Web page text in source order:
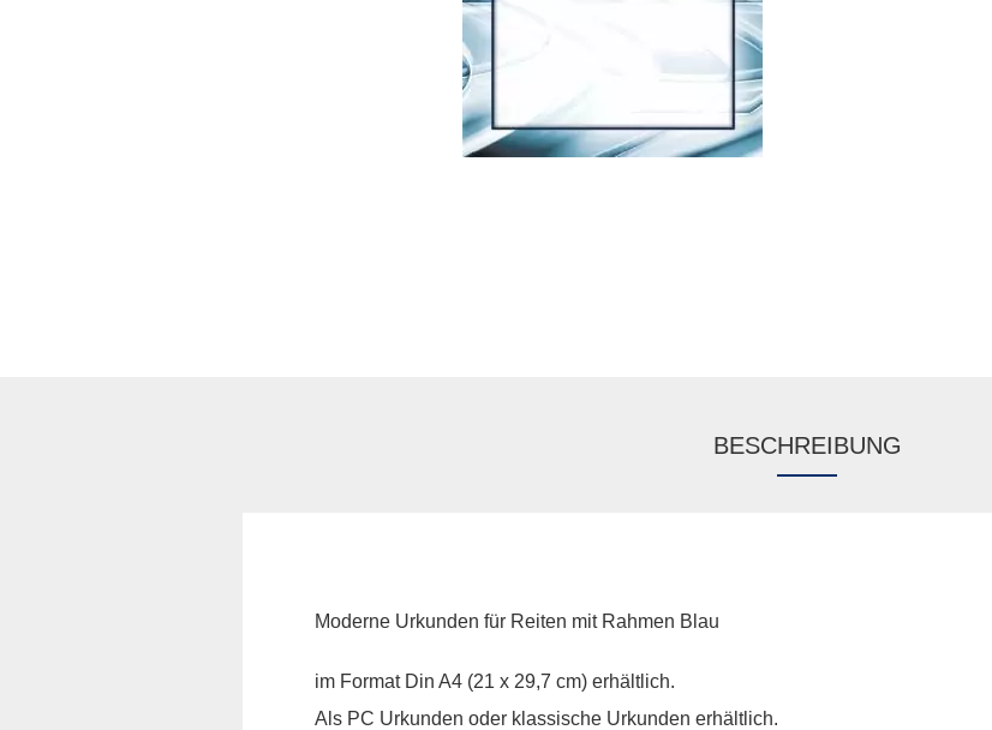
BESCHREIBUNG
Moderne Urkunden für Reiten mit Rahmen Blau
im Format Din A4 (21 x 29,7 cm) erhältlich.
Als PC Urkunden oder klassische Urkunden erhältlich.